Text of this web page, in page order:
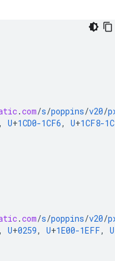
.com/s/poppins/v20/
, U+1CD0-1CF6, U+1CF8-
.com/s/poppins/v20/
, U+0259, U+1E00-1EFF, U